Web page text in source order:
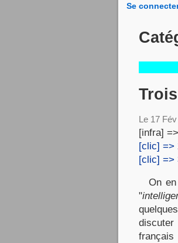
Se
Le 17
[infra]
[clic] =>
[clic] =>
On en
"
français